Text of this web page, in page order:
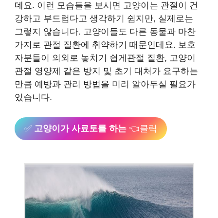
데요. ​이런 모습들을 보시면 고양이는 관절이 건
강하고 부드럽다고 생각하기 쉽지만, 실제로는
그렇지 않습니다. 고양이들도 다른 동물과 마찬
가지로 관절 질환에 취약하기 때문인데요. ​보호
자분들이 의외로 놓치기 쉽게관절 질환, 고양이
관절 영양제 같은 방지 및 초기 대처가 요구하는
만큼 예방과 관리 방법을 미리 알아두실 필요가
있습니다.
✅ 고양이가 사료토를 하는 👈클릭